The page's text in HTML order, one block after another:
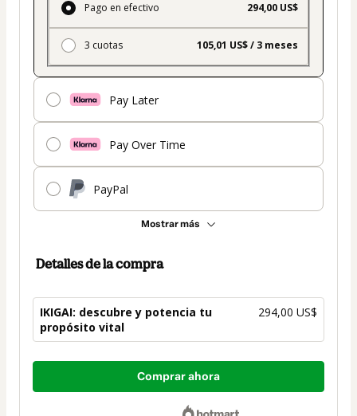
Pago en efectivo
294,00 US$
3 cuotas 105,01 US$ / 3 meses
Pay Later
Pay Over Time
PayPal
Mostrar más
Detalles de la compra
IKIGAI: descubre y potencia tu
propósito vital
294,00 US$
Total
Comprar ahora